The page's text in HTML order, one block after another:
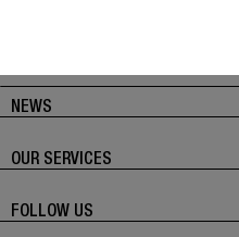
NEWS
OUR SERVICES
FOLLOW US